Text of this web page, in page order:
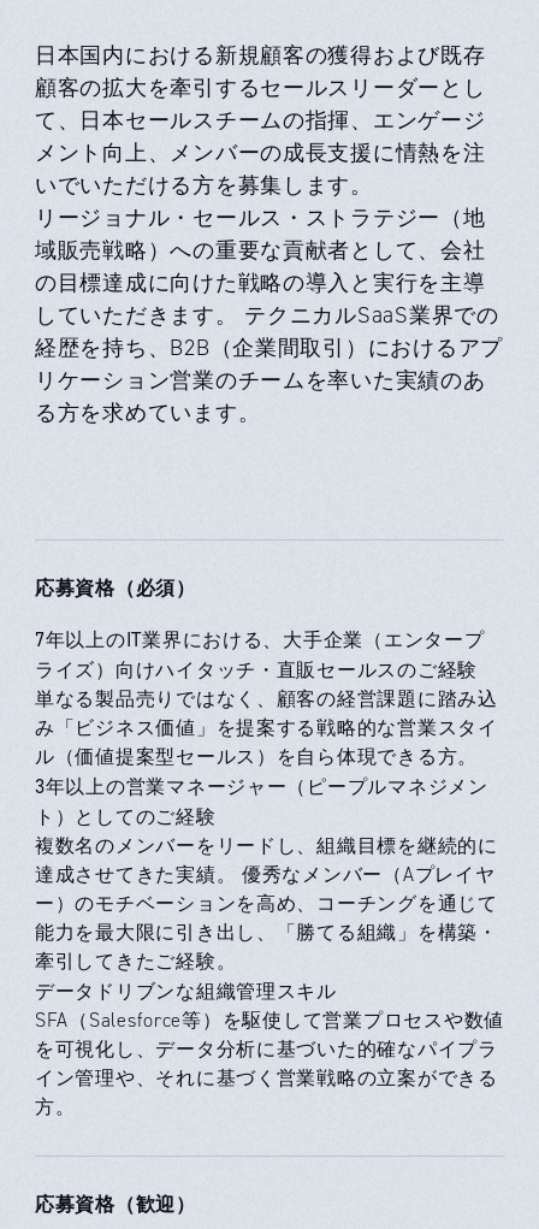
日本国内における新規顧客の獲得および既存
顧客の拡大を牽引するセールスリーダーとし
て、日本セールスチームの指揮、エンゲージ
メント向上、メンバーの成長支援に情熱を注
いでいただける方を募集します。
リージョナル・セールス・ストラテジー（地
域販売戦略）への重要な貢献者として、会社
の目標達成に向けた戦略の導入と実行を主導
していただきます。 テクニカルSaaS業界での
経歴を持ち、B2B（企業間取引）におけるアプ
リケーション営業のチームを率いた実績のあ
る方を求めています。
応募資格（必須）
7年以上のIT業界における、大手企業（エンタープ
ライズ）向けハイタッチ・直販セールスのご経験
単なる製品売りではなく、顧客の経営課題に踏み込
み「ビジネス価値」を提案する戦略的な営業スタイ
ル（価値提案型セールス）を自ら体現できる方。
3年以上の営業マネージャー（ピープルマネジメン
ト）としてのご経験
複数名のメンバーをリードし、組織目標を継続的に
達成させてきた実績。 優秀なメンバー（Aプレイヤ
ー）のモチベーションを高め、コーチングを通じて
能力を最大限に引き出し、「勝てる組織」を構築・
牽引してきたご経験。
データドリブンな組織管理スキル
SFA（Salesforce等）を駆使して営業プロセスや数値
を可視化し、データ分析に基づいた的確なパイプラ
イン管理や、それに基づく営業戦略の立案ができる
方。
応募資格（歓迎）